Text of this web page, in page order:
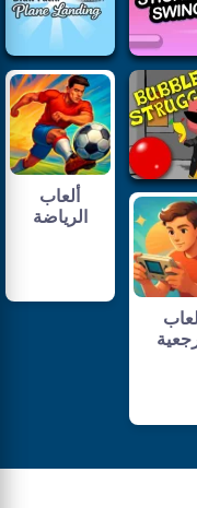
ألعاب
الرياضة
ألعاب